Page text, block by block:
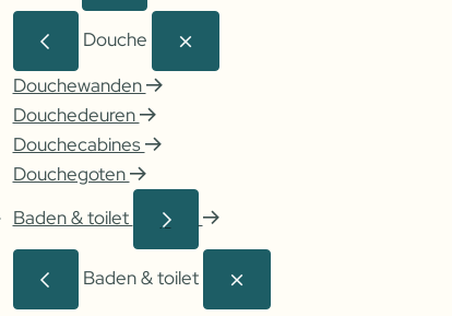
Douche
Douchewanden
Douchedeuren
Douchecabines
Douchegoten
Baden & toilet
Baden & toilet